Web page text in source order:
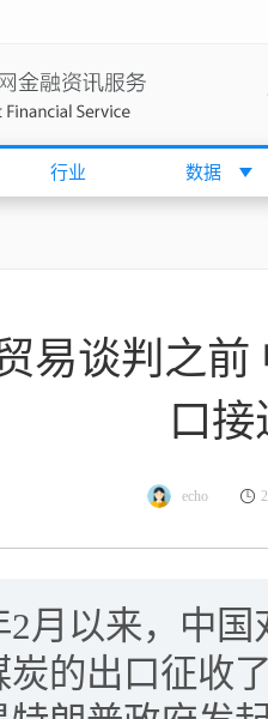
行业 数据
易谈判之
口
echo
2月以来，中
炭的出口征收